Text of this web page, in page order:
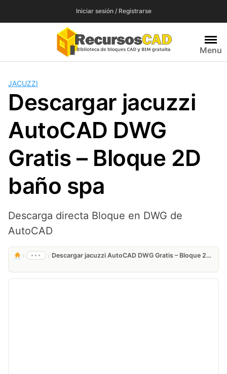
Iniciar sesión / Registrarse
Menu
JACUZZI
Descargar jacuzzi
AutoCAD DWG
Gratis – Bloque 2D
baño spa
Descarga directa Bloque en DWG de
AutoCAD
› ••• › Descargar jacuzzi AutoCAD DWG Gratis – Bloque 2D baño spa